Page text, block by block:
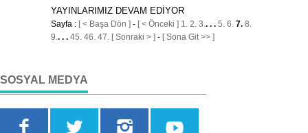
YAYINLARIMIZ DEVAM EDİYOR
Sayfa : [ < Başa Dön ] - [ < Önceki ] 1. 2. 3.. . . 5. 6. 7. 8.
9.. . . 45. 46. 47. [ Sonraki > ] - [ Sona Git >> ]
SOSYAL MEDYA